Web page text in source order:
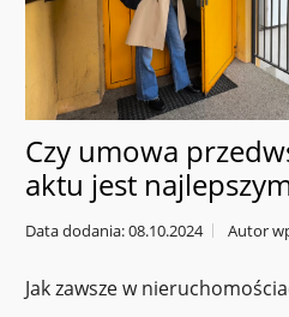
Czy umowa
aktu jest
Data dodania: 08.10.2024 Autor
Jak zawsze w